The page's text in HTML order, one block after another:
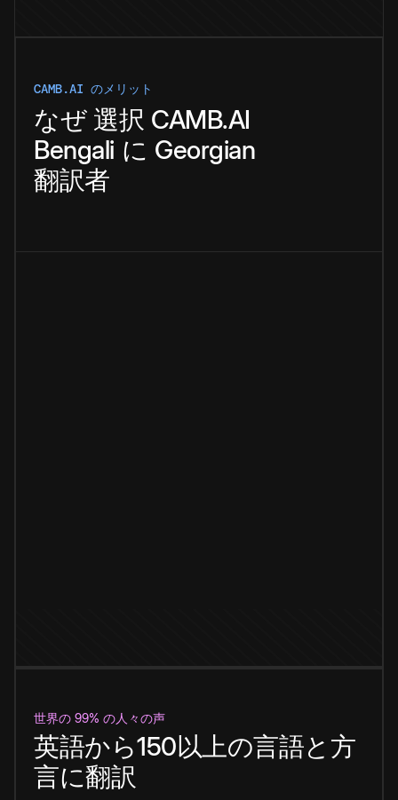
CAMB.AI のメリット
なぜ 選択 CAMB.AI
Bengali に Georgian
翻訳者
世界の 99% の人々の声
英語から150以上の言語と方
言に翻訳